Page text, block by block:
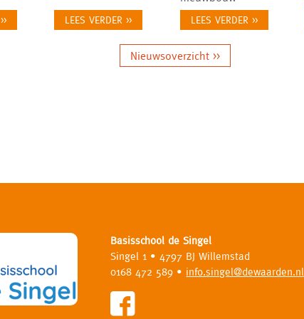
LEES VERDER >> LEES VERDER >>
Nieuwsoverzicht >>
Basisschool de Singel
Singel 1 • 4797 BJ Willemstad
0168 472 589 • info.singel@dewaarden.nl